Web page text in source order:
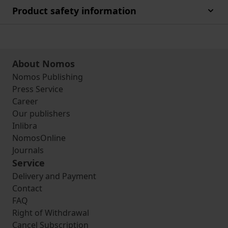
Product safety information
About Nomos
Nomos Publishing
Press Service
Career
Our publishers
Inlibra
NomosOnline
Journals
Service
Delivery and Payment
Contact
FAQ
Right of Withdrawal
Cancel Subscription